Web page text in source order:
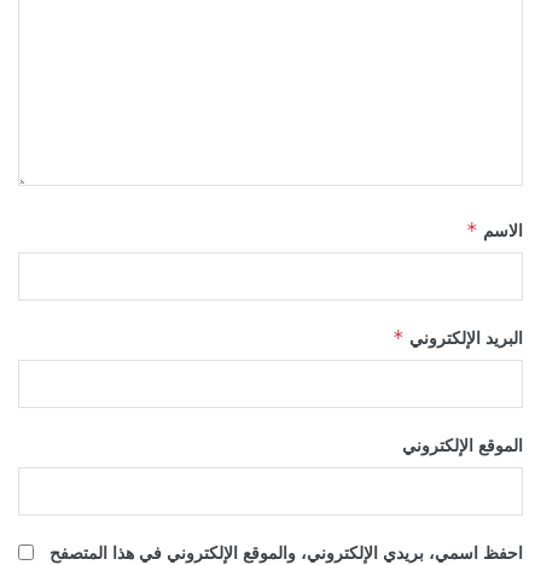
الاسم *
البريد الإلكتروني *
الموقع الإلكتروني
احفظ اسمي، بريدي الإلكتروني، والموقع الإلكتروني في هذا المتصفح